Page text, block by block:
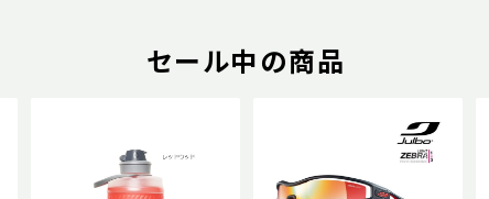
セール中の商品